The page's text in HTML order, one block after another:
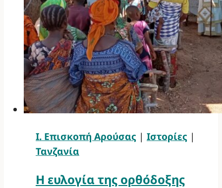
Ι. Επισκοπή Αρούσας | Ιστορίες |
Τανζανία
Η ευλογία της ορθόδοξης